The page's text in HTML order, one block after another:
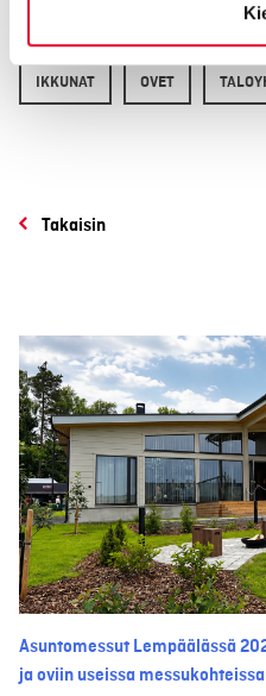
IKKUNAT OVET
Takaisin
Asuntomessut Lempäälässä
ja oviin useissa messukohteissa